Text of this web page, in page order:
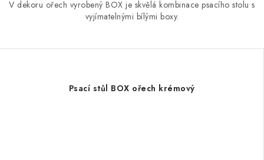
V dekoru ořech vyrobený BOX je skvělá kombinace psacího stolu s
vyjímatelnými bílými boxy.
Psací stůl BOX ořech krémový